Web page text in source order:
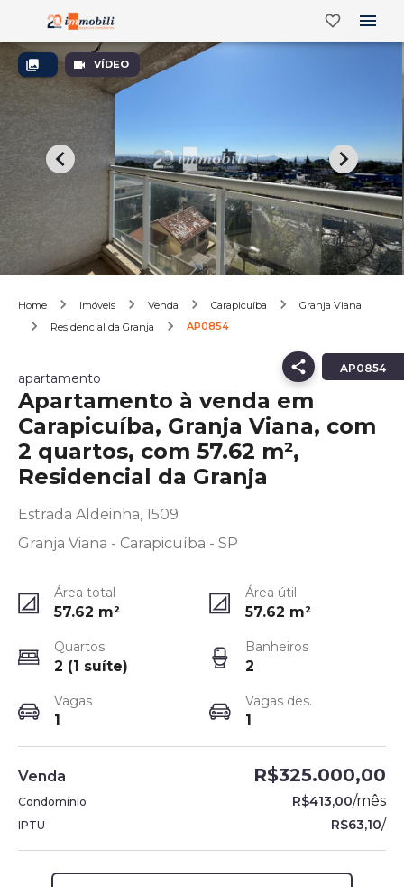
VÍDEO
Home Imóveis Venda Carapicuíba
Granja Viana
Residencial da Granja
AP0854
AP0854
apartamento
Apartamento à venda em
Carapicuíba, Granja Viana, com
2 quartos, com 57.62 m²,
Residencial da Granja
Estrada Aldeinha, 1509
Granja Viana - Carapicuíba - SP
Área total
57.62 m²
Área útil
57.62 m²
Quartos
2 (1 suíte)
Banheiros
2
Vagas
1
Vagas des.
1
Venda R$325.000,00
Condomínio R$413,00/mês
IPTU R$63,10/